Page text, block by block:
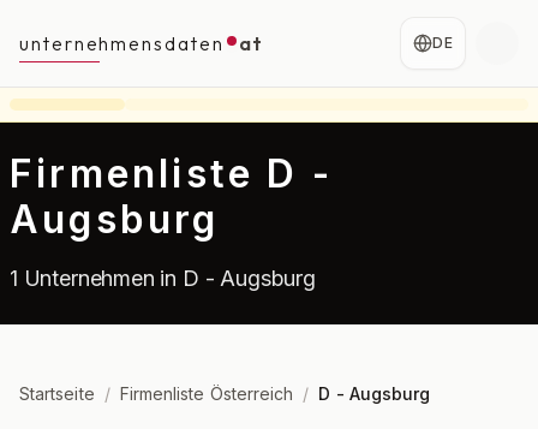
unternehmensdaten at DE
Firmenliste D -
Augsburg
1 Unternehmen in D - Augsburg
Startseite / Firmenliste Österreich / D - Augsburg